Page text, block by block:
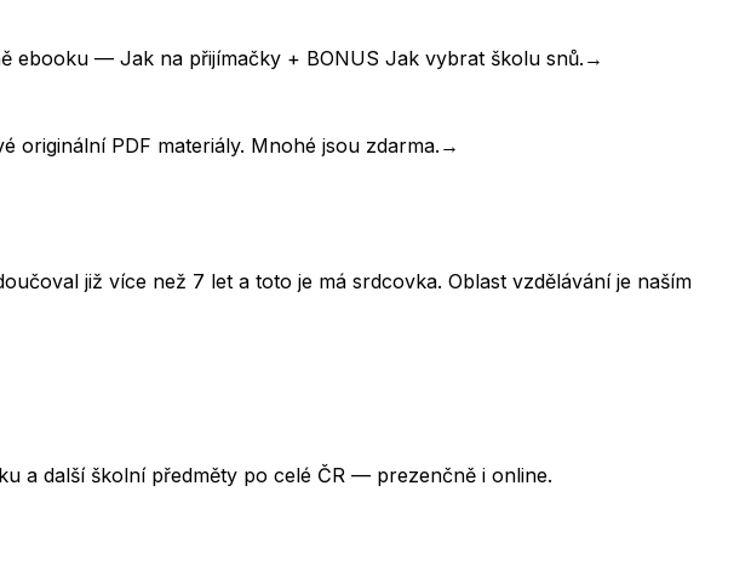
ebooku — Jak na přijímačky + BONUS Jak vybrat školu snů. →
originální PDF materiály. Mnohé jsou zdarma. →
již více než 7 let a toto je má srdcovka. Oblast vzdělávání je naším
a další školní předměty po celé ČR — prezenčně i online.